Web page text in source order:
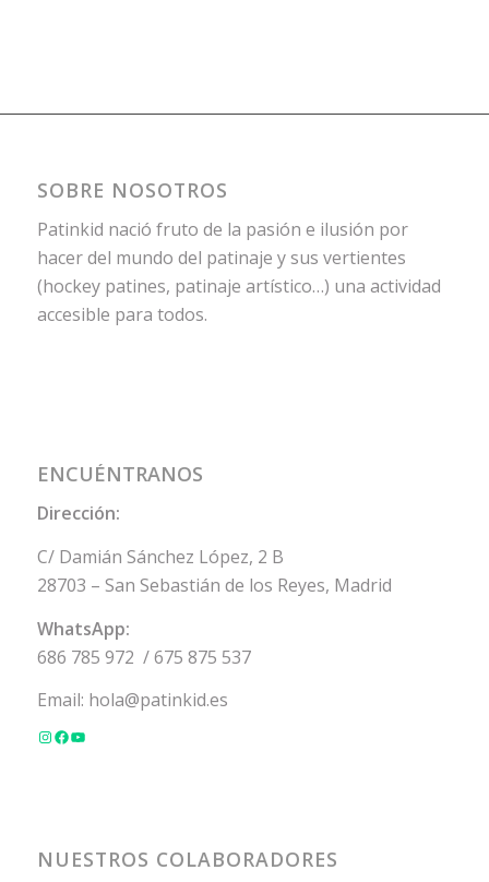
SOBRE NOSOTROS
Patinkid nació fruto de la pasión e ilusión por
hacer del mundo del patinaje y sus vertientes
(hockey patines, patinaje artístico…) una actividad
accesible para todos.
ENCUÉNTRANOS
Dirección:
C/ Damián Sánchez López, 2 B
28703 – San Sebastián de los Reyes, Madrid
WhatsApp:
686 785 972 /675 875 537
Email: hola@patinkid.es
NUESTROS COLABORADORES